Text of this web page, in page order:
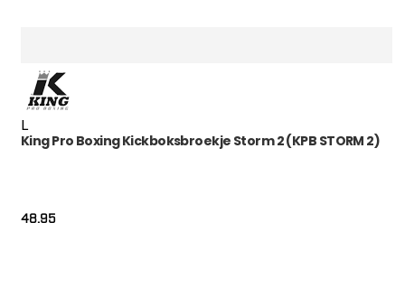
L
King Pro Boxing Kickboksbroekje Storm 2 (KPB STORM 2)
48.95